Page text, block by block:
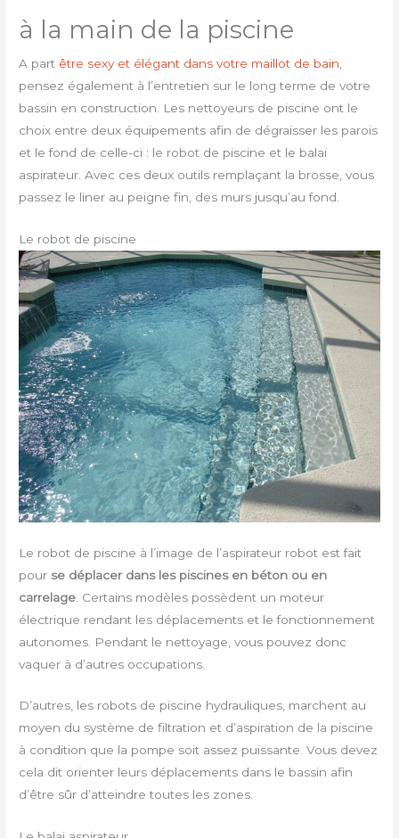
à la main de la piscine
A part être sexy et élégant dans votre maillot de bain,
pensez également à l’entretien sur le long terme de votre
bassin en construction. Les nettoyeurs de piscine ont le
choix entre deux équipements afin de dégraisser les parois
et le fond de celle-ci : le robot de piscine et le balai
aspirateur. Avec ces deux outils remplaçant la brosse, vous
passez le liner au peigne fin, des murs jusqu’au fond.
Le robot de piscine
Le robot de piscine à l’image de l’aspirateur robot est fait
pour se déplacer dans les piscines en béton ou en
carrelage . Certains modèles possèdent un moteur
électrique rendant les déplacements et le fonctionnement
autonomes. Pendant le nettoyage, vous pouvez donc
vaquer à d’autres occupations.
D’autres, les robots de piscine hydrauliques, marchent au
moyen du système de filtration et d’aspiration de la piscine
à condition que la pompe soit assez puissante. Vous devez
cela dit orienter leurs déplacements dans le bassin afin
d’être sûr d’atteindre toutes les zones.